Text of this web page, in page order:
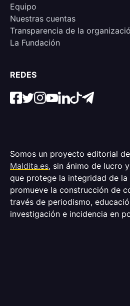
Equipo
Nuestras cuentas
Transparencia de la
La Fundación
REDES
Somos un proyecto editorial
Maldita.es, sin ánimo de lucro
que protege la integridad de
promueve la construcción de
través de periodismo,
investigación e incidencia en